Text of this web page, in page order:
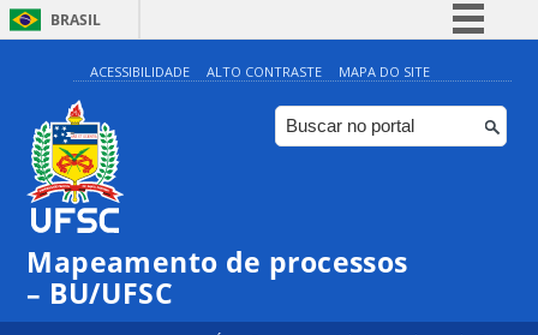
BRASIL
Simplifique!
Comunica BR
Participe
Canais
ACESSIBILIDADE ALTO CONTRASTE MAPA DO SITE
Mapeamento de processos
– BU/UFSC